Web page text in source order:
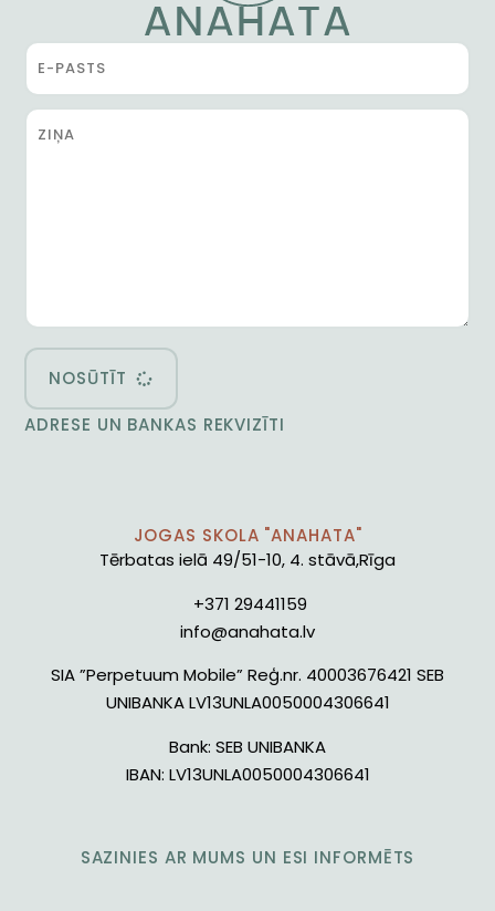
NOSŪTĪT
ADRESE UN BANKAS REKVIZĪTI
JOGAS SKOLA "ANAHATA"
Tērbatas ielā 49/51-10, 4. stāvā,Rīga
+371 29441159
info@anahata.lv
SIA ”Perpetuum Mobile” Reģ.nr. 40003676421 SEB
UNIBANKA LV13UNLA0050004306641
Bank: SEB UNIBANKA
IBAN: LV13UNLA0050004306641
SAZINIES AR MUMS UN ESI INFORMĒTS